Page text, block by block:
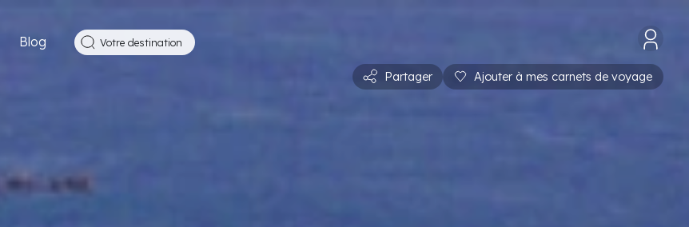
Partager Ajouter à mes carnets de voyage
Blog Votre destination